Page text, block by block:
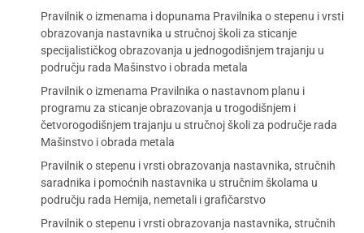
Pravilnik o izmenama i dopunama Pravilnika o stepenu i vrsti
obrazovanja nastavnika u stručnoj školi za sticanje
specijalističkog obrazovanja u jednogodišnjem trajanju u
području rada Mašinstvo i obrada metala
Pravilnik o izmenama Pravilnika o nastavnom planu i
programu za sticanje obrazovanja u trogodišnjem i
četvorogodišnjem trajanju u stručnoj školi za područje rada
Mašinstvo i obrada metala
Pravilnik o stepenu i vrsti obrazovanja nastavnika, stručnih
saradnika i pomoćnih nastavnika u stručnim školama u
području rada Hemija, nemetali i grafičarstvo
Pravilnik o stepenu i vrsti obrazovanja nastavnika, stručnih